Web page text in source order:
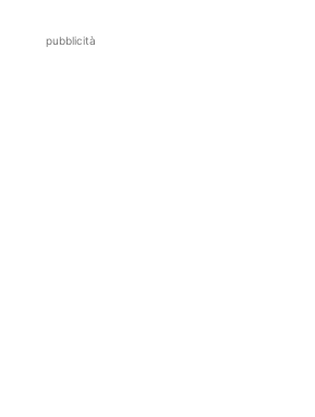
pubblicità